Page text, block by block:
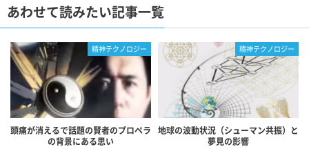
あわせて読みたい記事一覧
精神テクノロジー
頭痛が消えるで話題の賢者のプロペラ
の背景にある思い
精神テクノロジー
地球の波動状況（シューマン共振）と
夢見の影響